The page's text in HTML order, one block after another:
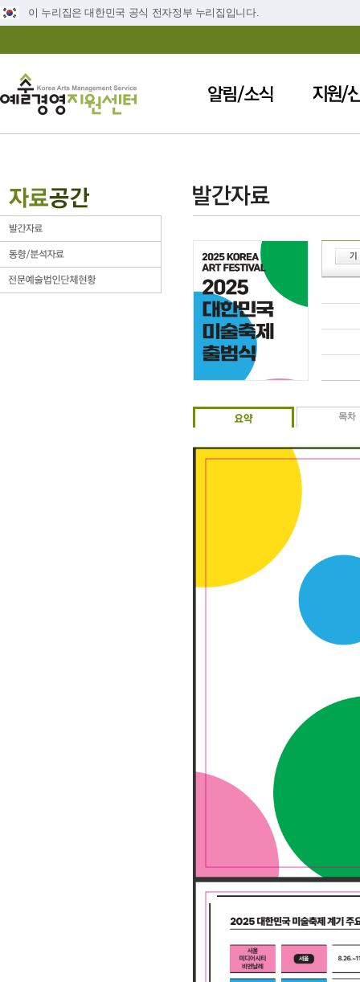
이 누리집은 대한민국 공식 전자정부 누리집입니다.